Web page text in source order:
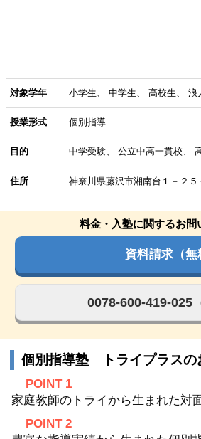
対象学年 小学生 中学生 高校生 浪
授業形式 個別指導
目的 中学受験 公立中高一貫校
住所 神奈川県藤沢市湘南台１－２
料金・入塾に関するお問
資料請求（無
0078-600-419-025
個別指導塾 トライプラスの
POINT 1
家庭教師のトライから生まれた対
POINT 2